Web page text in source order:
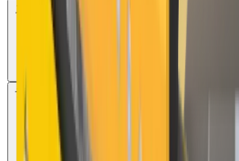
スクリーン
デモリッションクラッシャー